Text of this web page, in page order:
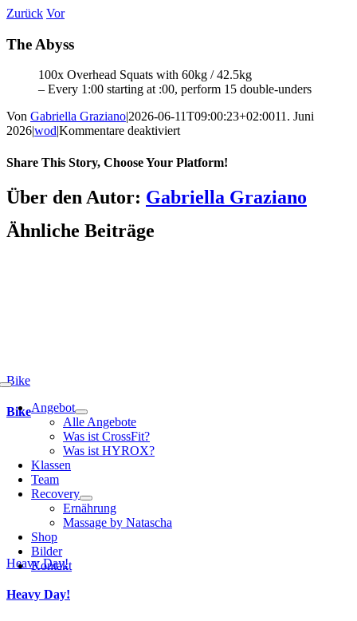
Zum
springen
Toggle
NavigationAngebot
Alle Angebote
Was ist CrossFit?
Was ist HYROX?
Klassen
Team
Recovery
Ernährung
Massage by Natascha
Shop
Bilder
Kontakt
Zurück Vor
The Abyss
100x Overhead Squats with 60kg / 42.5kg
– Every 1:00 starting at :00, perform 15 double-unders
Von Gabriella Graziano|2026-06-11T09:00:23+02:0011. Juni
2026|wod|Kommentare deaktiviertfür
Abyss
Share This Story, Choose Your Platform!
Facebook
LinkedIn
WhatsApp
Telegram
Tumblr
Pinterest
Vk
Xing
E-
Mail
Über den Autor: Gabriella Graziano
Ähnliche Beiträge
Bike
Bike
Heavy Day!
Heavy Day!